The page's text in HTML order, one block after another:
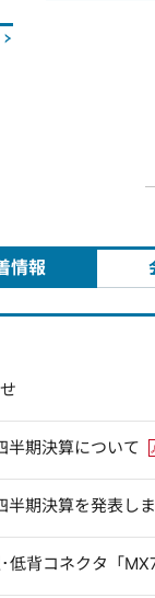
情報
半期決算について
期決算を発表し
低背コネクタ「